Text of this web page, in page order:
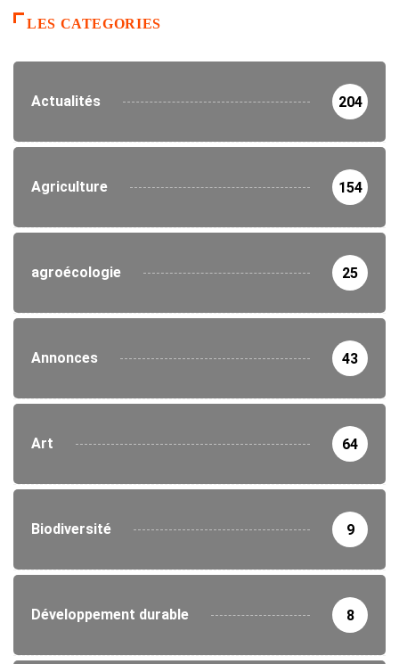
LES CATEGORIES
Actualités 204
Agriculture 154
agroécologie 25
Annonces 43
Art 64
Biodiversité 9
Développement durable 8